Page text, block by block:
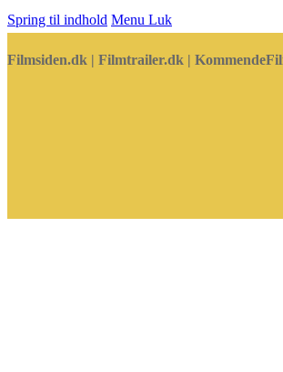
Spring til indhold Menu Luk
Filmsiden.dk | Filmtrailer.dk |